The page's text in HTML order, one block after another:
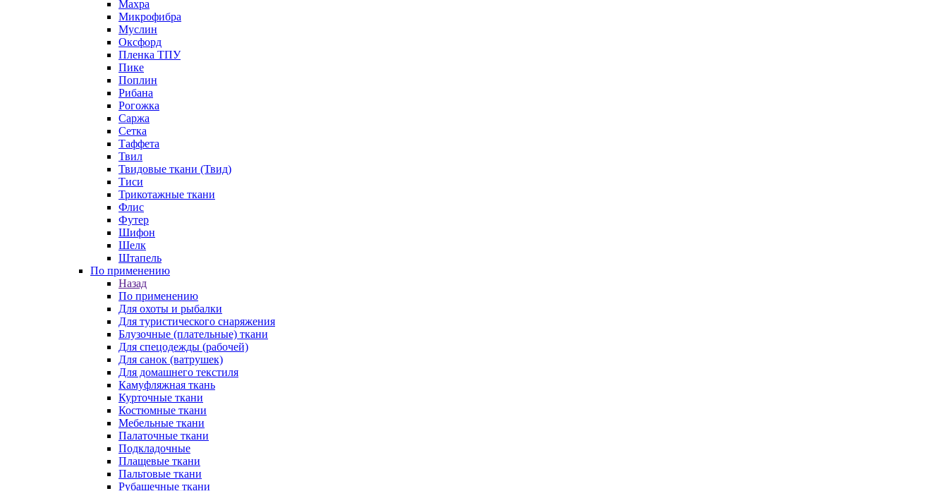
Махра
Микрофибра
Муслин
Оксфорд
Пленка ТПУ
Пике
Поплин
Рибана
Рогожка
Саржа
Сетка
Таффета
Твил
Твидовые ткани (Твид)
Тиси
Трикотажные ткани
Флис
Футер
Шифон
Шелк
Штапель
По применению
Назад
По применению
Для охоты и рыбалки
Для туристического снаряжения
Блузочные (плательные) ткани
Для спецодежды (рабочей)
Для санок (ватрушек)
Для домашнего текстиля
Камуфляжная ткань
Курточные ткани
Костюмные ткани
Мебельные ткани
Палаточные ткани
Подкладочные
Плащевые ткани
Пальтовые ткани
Рубашечные ткани